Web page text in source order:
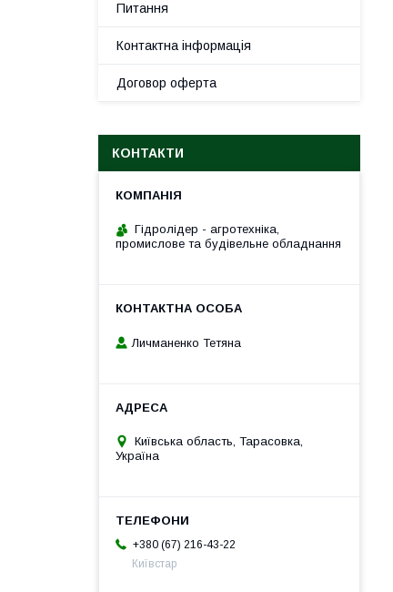
Питання
Контактна інформація
Договор оферта
КОНТАКТИ
Гідролідер - агротехніка,
промислове та будівельне обладнання
Личманенко Тетяна
Київська область, Тарасовка,
Україна
+380 (67) 216-43-22
Київстар